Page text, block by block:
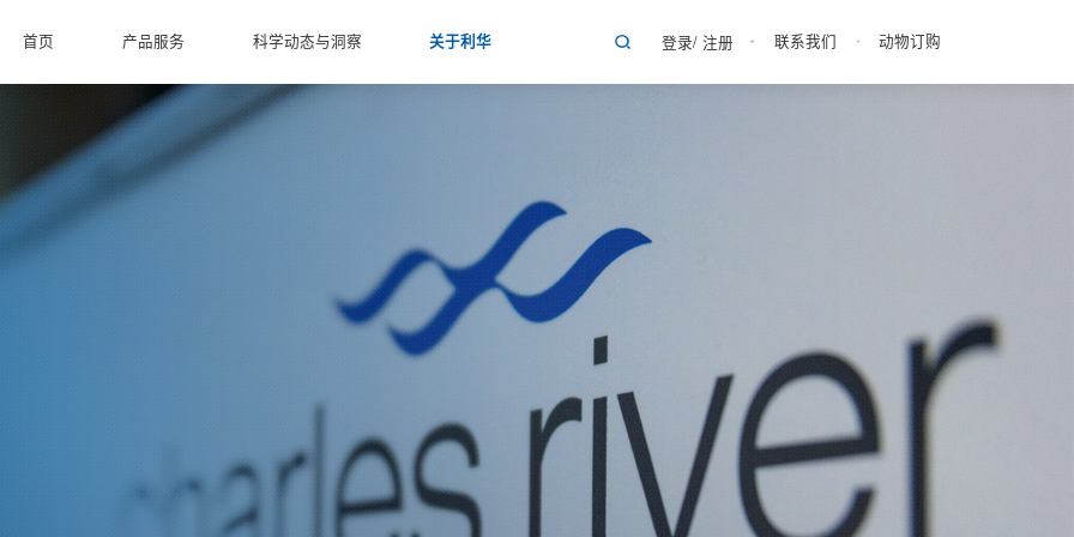
首页 产品服务 科学动态与洞察 关于利华 登录/注册 联系我们 动物订购